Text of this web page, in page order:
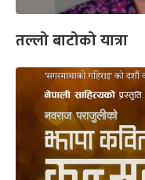
तल्लो बाटोको यात्रा